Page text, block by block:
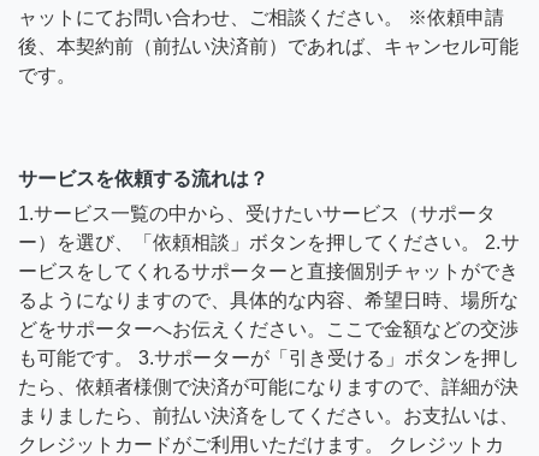
ャットにてお問い合わせ、ご相談ください。 ※依頼申請
後、本契約前（前払い決済前）であれば、キャンセル可能
です。
サービスを依頼する流れは？
1.サービス一覧の中から、受けたいサービス（サポータ
ー）を選び、「依頼相談」ボタンを押してください。 2.サ
ービスをしてくれるサポーターと直接個別チャットができ
るようになりますので、具体的な内容、希望日時、場所な
どをサポーターへお伝えください。ここで金額などの交渉
も可能です。 3.サポーターが「引き受ける」ボタンを押し
たら、依頼者様側で決済が可能になりますので、詳細が決
まりましたら、前払い決済をしてください。お支払いは、
クレジットカードがご利用いただけます。 クレジットカ